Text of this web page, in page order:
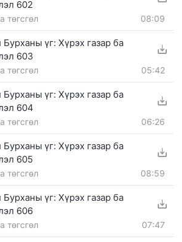
602
төгсгөл 08:09
үг: Хүрэх газар ба
603
төгсгөл 05:42
үг: Хүрэх газар ба
604
төгсгөл 06:26
үг: Хүрэх газар ба
605
төгсгөл 08:59
үг: Хүрэх газар ба
606
төгсгөл 07:47